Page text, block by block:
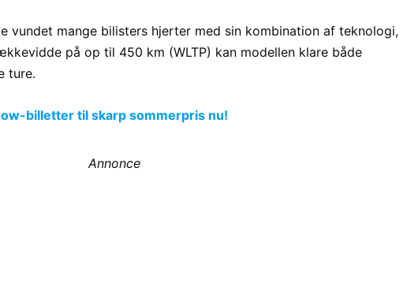
vundet mange bilisters hjerter med sin kombination af teknologi,
på op til 450 km (WLTP) kan modellen klare både
ture.
billetter til skarp sommerpris nu!
Annonce